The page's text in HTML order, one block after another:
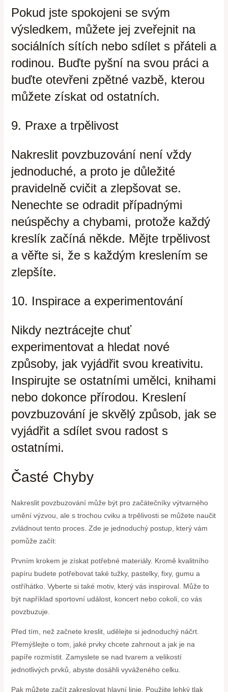
Pokud jste spokojeni se svým
výsledkem, můžete jej zveřejnit na
sociálních sítích nebo sdílet s přáteli a
rodinou. Buďte pyšní na svou práci a
buďte otevřeni zpětné vazbě, kterou
můžete získat od ostatních.
9. Praxe a trpělivost
Nakreslit povzbuzování není vždy
jednoduché, a proto je důležité
pravidelně cvičit a zlepšovat se.
Nenechte se odradit případnými
neúspěchy a chybami, protože každý
kreslík začíná někde. Mějte trpělivost
a věřte si, že s každým kreslením se
zlepšíte.
10. Inspirace a experimentování
Nikdy neztrácejte chuť
experimentovat a hledat nové
způsoby, jak vyjádřit svou kreativitu.
Inspirujte se ostatními umělci, knihami
nebo dokonce přírodou. Kreslení
povzbuzování je skvělý způsob, jak se
vyjádřit a sdílet svou radost s
ostatními.
Časté Chyby
Nakreslit povzbuzování může být pro začátečníky výtvarného
umění výzvou, ale s trochou cviku a trpělivosti se můžete naučit
zvládnout tento proces. Zde je jednoduchý postup, který vám
pomůže začít:
Prvním krokem je získat potřebné materiály. Kromě kvalitního
papíru budete potřebovat také tužky, pastelky, fixy, gumu a
ostříhátko. Vyberte si také motiv, který vás inspiroval. Může to
být například sportovní událost, koncert nebo cokoli, co vás
povzbuzuje.
Před tím, než začnete kreslit, udělejte si jednoduchý náčrt.
Přemýšlejte o tom, jaké prvky chcete zahrnout a jak je na
papíře rozmístit. Zamyslete se nad tvarem a velikostí
jednotlivých prvků, abyste dosáhli vyváženého celku.
Pak můžete začít zakreslovat hlavní linie. Použijte lehký tlak